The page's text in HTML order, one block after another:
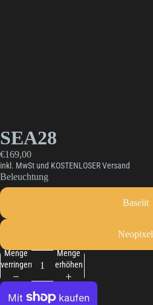
SEA28
€169,00
inkl. MwSt und KOSTENLOSER Versand
Beleuchtung
Baselit
Neopixel
Menge
verringern
Menge
erhöhen